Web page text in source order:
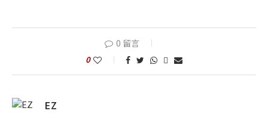
0 留言
0
EZ